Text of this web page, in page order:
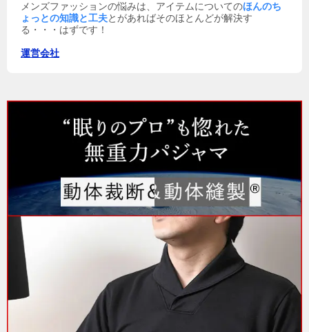
メンズファッションの悩みは、アイテムについてのほんのち
ょっとの知識と工夫とがあればそのほとんどが解決す
る・・・はずです！
運営会社